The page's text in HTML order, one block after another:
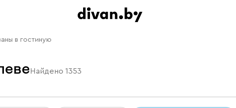
в гостиную
Найдено 1353